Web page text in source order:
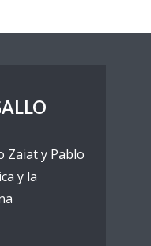
Zaiat y Pablo
y la